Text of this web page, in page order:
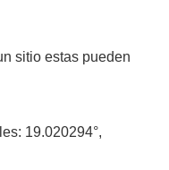
sitio estas pueden
19.020294°,